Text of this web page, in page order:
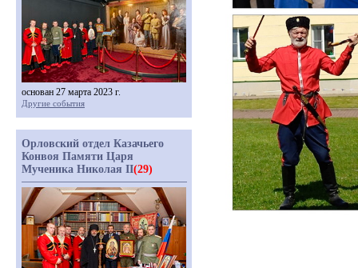
основан 27 марта 2023 г.
Другие события
Орловский отдел Казачьего
Конвоя Памяти Царя
Мученика Николая II(29)